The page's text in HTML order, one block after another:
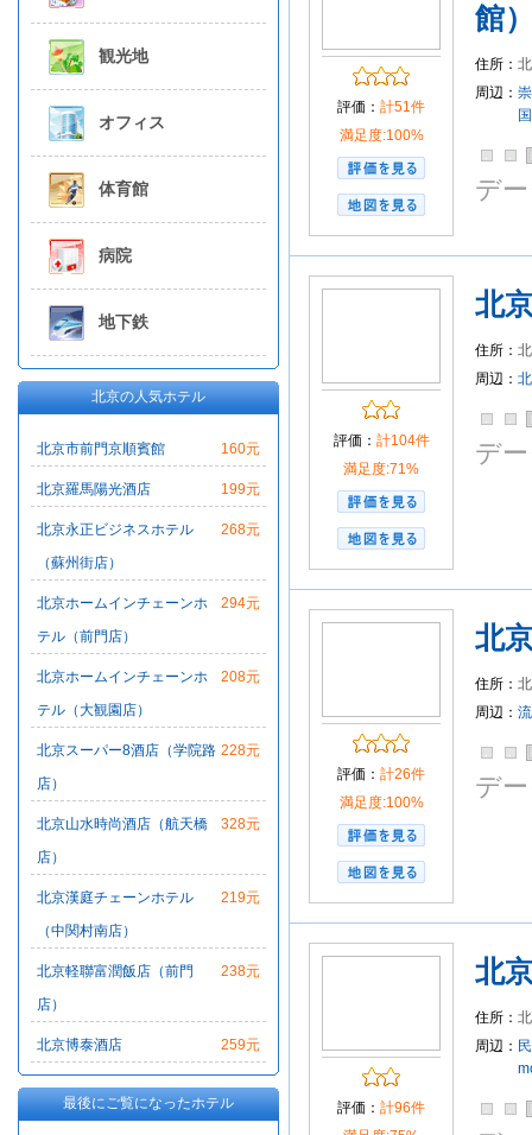
評価： 計51件
満足度:100%
館
住所：
周辺：
デ
評価： 計104件
満足度:71%
北
住所：
周辺：
デ
評価： 計26件
満足度:100%
北
住所：
周辺：
デ
評価： 計96件
北
住所：
周辺：
観光地
オフィス
体育館
病院
地下鉄
北京の人気ホテル
160元
北京市前門京順賓館
199元
北京羅馬陽光酒店
268元
北京永正ビジネスホテル
（蘇州街店）
294元
北京ホームインチェーンホ
テル（前門店）
208元
北京ホームインチェーンホ
テル（大観園店）
228元
北京スーパー8酒店（学院路
店）
328元
北京山水時尚酒店（航天橋
店）
219元
北京漢庭チェーンホテル
（中関村南店）
238元
北京軽聯富潤飯店（前門
店）
259元
北京博泰酒店
最後にご覧になったホテル